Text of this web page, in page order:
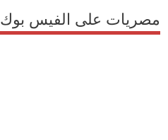
مصريات على الفيس بوك